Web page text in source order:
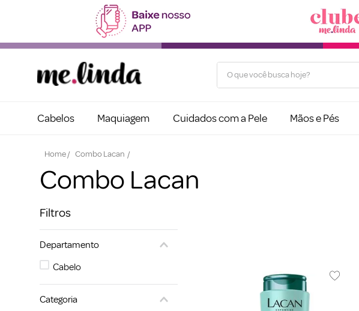
O que você busca hoje?
Cabelos Maquiagem Cuidados com a Pele Mãos e Pés
Combo Lacan
Combo Lacan
Filtros
Departamento
Cabelo
Categoria